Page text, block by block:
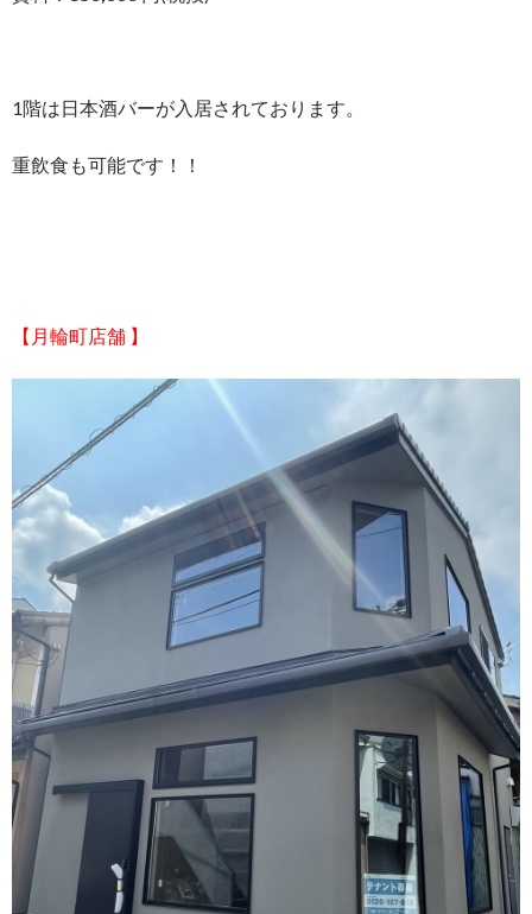
1階は日本酒バーが入居されております。
重飲食も可能です！！
【月輪町店舗 】